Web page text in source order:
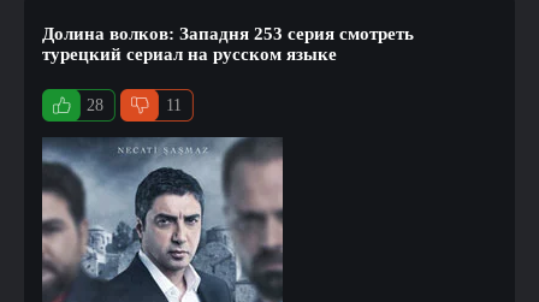
Долина волков: Западня 253 серия смотреть
турецкий сериал на русском языке
28 11